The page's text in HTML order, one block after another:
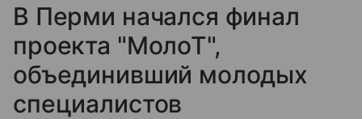
В Перми начался финал
проекта "МолоТ",
объединивший молодых
специалистов